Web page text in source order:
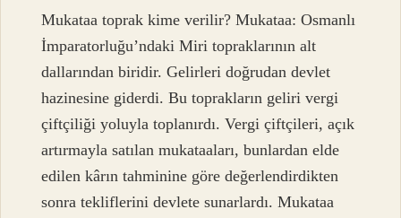
Mukataa toprak kime verilir? Mukataa: Osmanlı
İmparatorluğu’ndaki Miri topraklarının alt
dallarından biridir. Gelirleri doğrudan devlet
hazinesine giderdi. Bu toprakların geliri vergi
çiftçiliği yoluyla toplanırdı. Vergi çiftçileri, açık
artırmayla satılan mukataaları, bunlardan elde
edilen kârın tahminine göre değerlendirdikten
sonra tekliflerini devlete sunarlardı. Mukataa